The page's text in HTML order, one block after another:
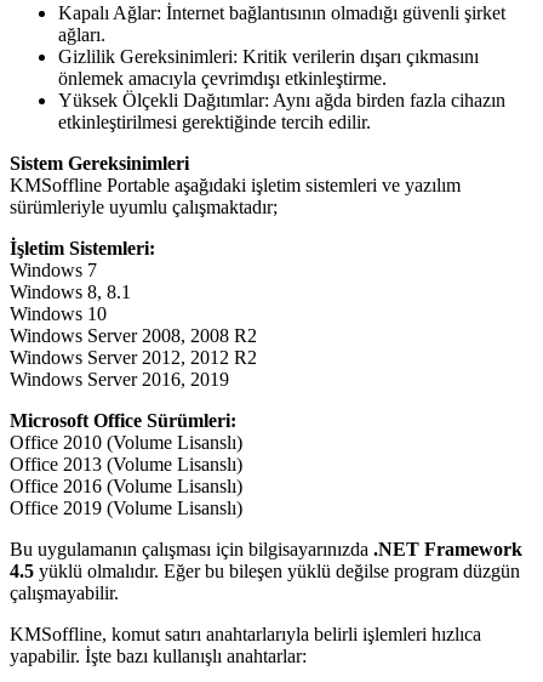
Kapalı Ağlar: İnternet bağlantısının olmadığı güvenli şirket
ağları.
Gizlilik Gereksinimleri: Kritik verilerin dışarı çıkmasını
önlemek amacıyla çevrimdışı etkinleştirme.
Yüksek Ölçekli Dağıtımlar: Aynı ağda birden fazla cihazın
etkinleştirilmesi gerektiğinde tercih edilir.
Sistem Gereksinimleri
KMSoffline Portable aşağıdaki işletim sistemleri ve yazılım
sürümleriyle uyumlu çalışmaktadır;
İşletim Sistemleri:
Windows 7
Windows 8, 8.1
Windows 10
Windows Server 2008, 2008 R2
Windows Server 2012, 2012 R2
Windows Server 2016, 2019
Microsoft Office Sürümleri:
Office 2010 (Volume Lisanslı)
Office 2013 (Volume Lisanslı)
Office 2016 (Volume Lisanslı)
Office 2019 (Volume Lisanslı)
Bu uygulamanın çalışması için bilgisayarınızda .NET Framework
4.5 yüklü olmalıdır. Eğer bu bileşen yüklü değilse program düzgün
çalışmayabilir.
KMSoffline, komut satırı anahtarlarıyla belirli işlemleri hızlıca
yapabilir. İşte bazı kullanışlı anahtarlar: